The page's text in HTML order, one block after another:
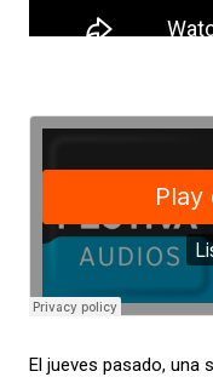
El jueves pasado, una